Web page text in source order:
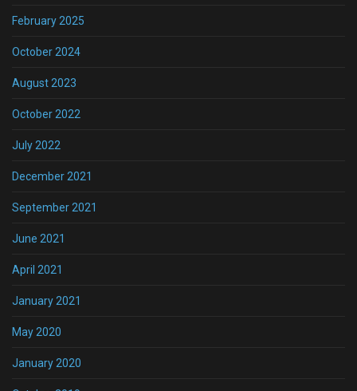
February 2025
October 2024
August 2023
October 2022
July 2022
December 2021
September 2021
June 2021
April 2021
January 2021
May 2020
January 2020